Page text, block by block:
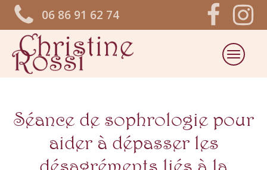
06 86 91 62 74
Séance de sophrologie pour
aider à dépasser les